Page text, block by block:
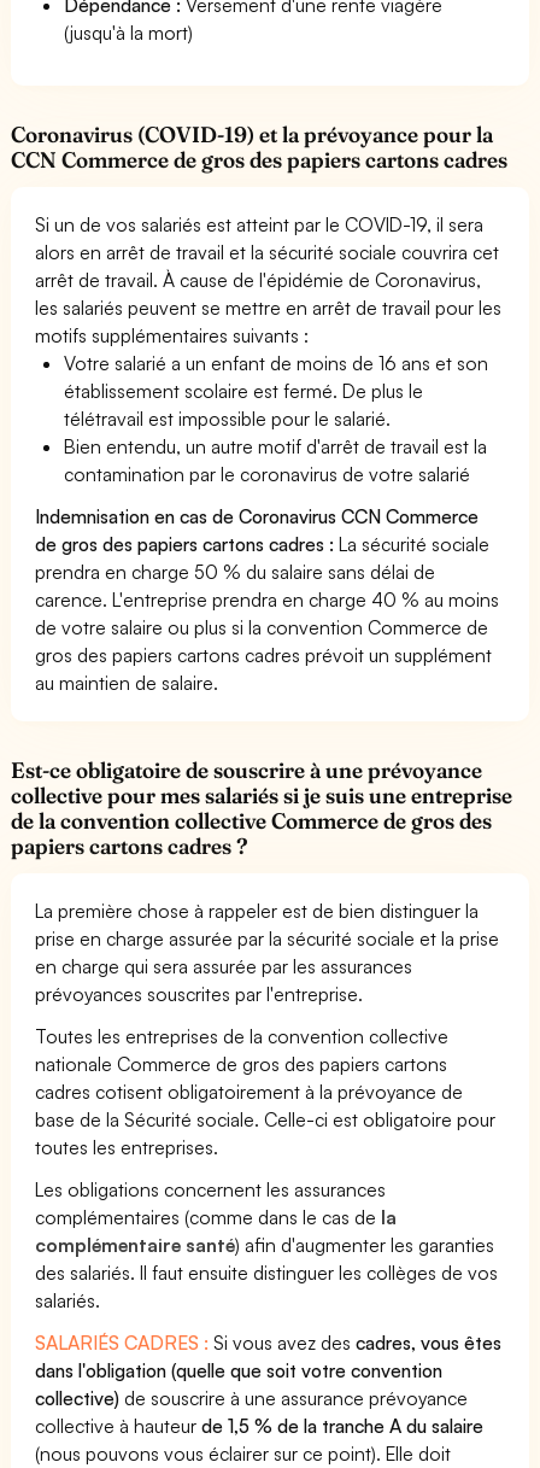
Dépendance : Versement d'une rente viagère
(jusqu'à la mort)
Coronavirus (COVID-19) et la prévoyance pour la
CCN Commerce de gros des papiers cartons cadres
Si un de vos salariés est atteint par le COVID-19, il sera
alors en arrêt de travail et la sécurité sociale couvrira cet
arrêt de travail. À cause de l'épidémie de Coronavirus,
les salariés peuvent se mettre en arrêt de travail pour les
motifs supplémentaires suivants :
Votre salarié a un enfant de moins de 16 ans et son
établissement scolaire est fermé. De plus le
télétravail est impossible pour le salarié.
Bien entendu, un autre motif d'arrêt de travail est la
contamination par le coronavirus de votre salarié
Indemnisation en cas de Coronavirus CCN Commerce
de gros des papiers cartons cadres : La sécurité sociale
prendra en charge 50 % du salaire sans délai de
carence. L'entreprise prendra en charge 40 % au moins
de votre salaire ou plus si la convention Commerce de
gros des papiers cartons cadres prévoit un supplément
au maintien de salaire.
Est-ce obligatoire de souscrire à une prévoyance
collective pour mes salariés si je suis une entreprise
de la convention collective Commerce de gros des
papiers cartons cadres ?
La première chose à rappeler est de bien distinguer la
prise en charge assurée par la sécurité sociale et la prise
en charge qui sera assurée par les assurances
prévoyances souscrites par l'entreprise.
Toutes les entreprises de la convention collective
nationale Commerce de gros des papiers cartons
cadres cotisent obligatoirement à la prévoyance de
base de la Sécurité sociale. Celle-ci est obligatoire pour
toutes les entreprises.
Les obligations concernent les assurances
complémentaires (comme dans le cas de la
complémentaire santé) afin d'augmenter les garanties
des salariés. Il faut ensuite distinguer les collèges de vos
salariés.
SALARIÉS CADRES : Si vous avez descadres, vous êtes
dans l'obligation (quelle que soit votre convention
collective) de souscrire à une assurance prévoyance
collective à hauteurde 1,5 % de la tranche A du salaire
(nous pouvons vous éclairer sur ce point). Elle doit